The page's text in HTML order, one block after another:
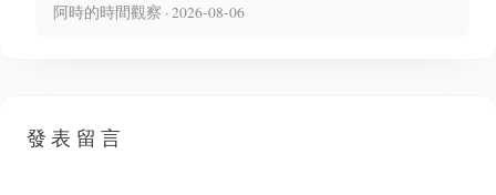
阿時的時間觀察 · 2026-08-06
發表留言